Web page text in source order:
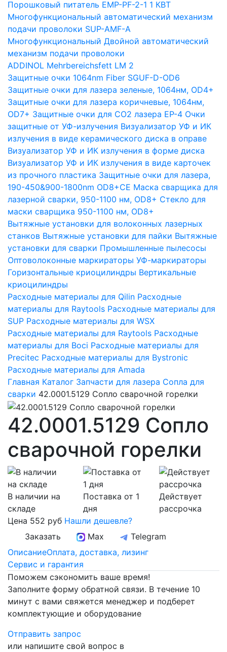
Порошковый питатель EMP-PF-2-1 1 КВТ
Многофункциональный автоматический механизм
подачи проволоки SUP-AMF-A
Многофункциональный Двойной автоматический
механизм подачи проволоки
ADDINOL Mehrbereichsfett LM 2
Защитные очки 1064nm Fiber SGUF-D-OD6
Защитные очки для лазера зеленые, 1064нм, OD4+
Защитные очки для лазера коричневые, 1064нм,
OD7+ Защитные очки для CO2 лазера EP-4 Очки
защитные от УФ-излучения Визуализатор УФ и ИК
излучения в виде керамического диска в оправе
Визуализатор УФ и ИК излучения в форме диска
Визуализатор УФ и ИК излучения в виде карточек
из прочного пластика Защитные очки для лазера,
190-450&900-1800nm OD8+CE Маска сварщика для
лазерной сварки, 950-1100 нм, OD8+ Стекло для
маски сварщика 950-1100 нм, OD8+
Вытяжные установки для волоконных лазерных
станков Вытяжные установки для пайки Вытяжные
установки для сварки Промышленные пылесосы
Оптоволоконные маркираторы УФ-маркираторы
Горизонтальные криоцилиндры Вертикальные
криоцилиндры
Расходные материалы для Qilin Расходные
материалы для Raytools Расходные материалы для
SUP Расходные материалы для WSX
Расходные материалы для Raytools Расходные
материалы для Boci Расходные материалы для
Precitec Расходные материалы для Bystronic
Расходные материалы для Amada
Главная Каталог Запчасти для лазера Сопла для
сварки 42.0001.5129 Сопло сварочной горелки
42.0001.5129 Сопло
сварочной горелки
В наличии на
складе
Поставка от 1
дня
Действует
рассрочка
Цена 552 руб Нашли дешевле?
Заказать
Max
Telegram
ОписаниеОплата, доставка, лизинг
Сервис и гарантия
Поможем сэкономить ваше время!
Заполните форму обратной связи. В течение 10
минут с вами свяжется менеджер и подберет
комплектующие и оборудование
Отправить запрос
или напишите свой вопрос в